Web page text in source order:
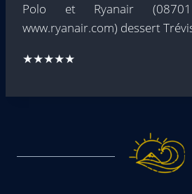
Polo et Ryanair
www.ryanair.com) dessert
★★★★★